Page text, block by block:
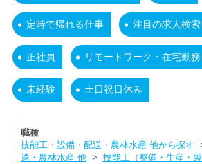
定時で帰れる仕事 注目の求人検索
正社員 リモートワーク・在宅勤務
未経験 土日祝日休み
職種
技能工・設備・配送・農林水産 他から探す
送・農林水産 他> 技能工（整備・生産・製